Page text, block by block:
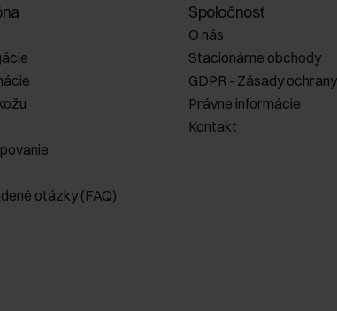
otázky (FAQ)
Spoločnosť
O nás
Stacionárne obchody
GDPR - Zásady
Právne informácie
Kontakt